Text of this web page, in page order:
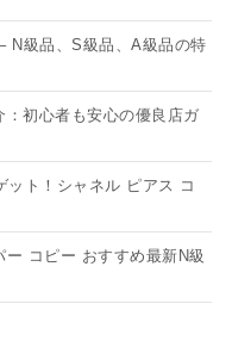
N級品、S級品、A級品の特
初心者も安心の優良店ガ
ット！シャネル ピアス コ
コピー おすすめ最新N級